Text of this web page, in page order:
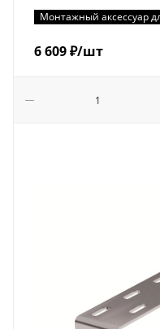
Монтажный аксессуар
6 609₽/шт